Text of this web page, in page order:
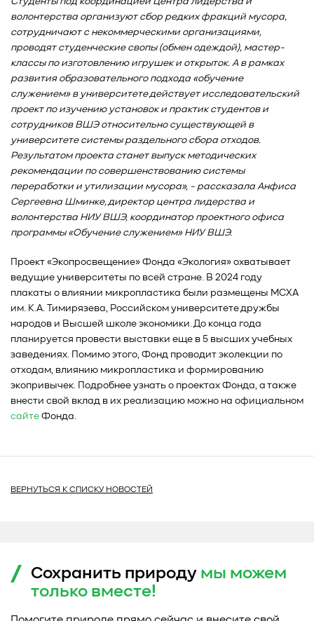
волонтерства организуют сбор редких фракций мусора,
сотрудничают с некоммерческими организациями,
проводят студенческие свопы (обмен одеждой), мастер-
классы по изготовлению игрушек и открыток. А в рамках
развития образовательного подхода «обучение
служением» в университете действует исследовательский
проект по изучению установок и практик студентов и
сотрудников ВШЭ относительно существующей в
университете системы раздельного сбора отходов.
Результатом проекта станет выпуск методических
рекомендации по совершенствованию системы
переработки и утилизации мусора», - рассказала Анфиса
Сергеевна Шминке, директор центра лидерства и
волонтерства НИУ ВШЭ, координатор проектного офиса
программы «Обучение служением» НИУ ВШЭ.
Проект «Экопросвещение» Фонда «Экология» охватывает
ведущие университеты по всей стране. В 2024 году
плакаты о влиянии микропластика были размещены МСХА
им. К.А. Тимирязева, Российском университете дружбы
народов и Высшей школе экономики. До конца года
планируется провести выставки еще в 5 высших учебных
заведениях. Помимо этого, Фонд проводит эколекции по
отходам, влиянию микропластика и формированию
экопривычек. Подробнее узнать о проектах Фонда, а также
внести свой вклад в их реализацию можно на официальном
сайте Фонда.
ВЕРНУТЬСЯ К СПИСКУ НОВОСТЕЙ
Сохранить природу мы можем
только вместе!